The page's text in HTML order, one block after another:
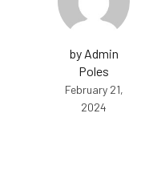
by Admin
Poles
February 21,
2024